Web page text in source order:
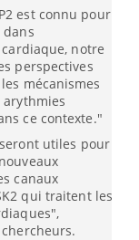
est connu pour
notre
perspectives
mécanismes
arythmies
ce contexte."
utiles pour
canaux
qui traitent les